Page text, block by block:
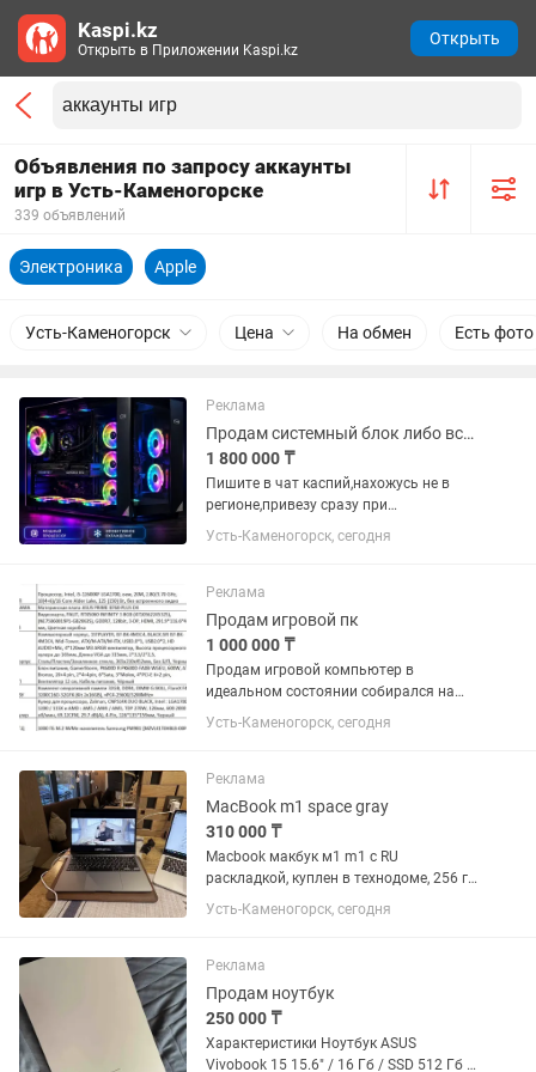
Объявления по запросу аккаунты
игр в Усть-Каменогорске
339 объявлений
Электроника Apple
Усть-Каменогорск Цена На обмен Есть фото
Реклама
Продам системный блок либо все и сразу
1 800 000 ₸
Пишите в чат каспий,нахожусь не в
регионе,привезу сразу при
необходимости! Цена на системный
блок. На остальное писать по
9800x3d Видеокарта Видеокарта
Gigabyte...
Усть-Каменогорск, сегодня
Реклама
Продам игровой пк
1 000 000 ₸
Продам игровой компьютер в
идеальном состоянии собирался на
заказ в сервис ком есть гарантия на
год в комплекте с ним игровой
клавиатуры два больших монитора
микрофон и...
Усть-Каменогорск, сегодня
Реклама
MacBook m1 space gray
310 000 ₸
Macbook макбук м1 m1 с RU
раскладкой, куплен в технодоме, 256 гб,
7ой месяц 2025 сборки, цветом space
gray, 9 циклом зарядки, практически
продажи: попробовал макбук,...
Усть-Каменогорск, сегодня
Реклама
Продам ноутбук
250 000 ₸
Характеристики Ноутбук ASUS
Vivobook 15 15.6" / 16 Гб / SSD 512 Гб /
Kaspi.kz
Открыть в Приложении Kaspi.kz
Открыть